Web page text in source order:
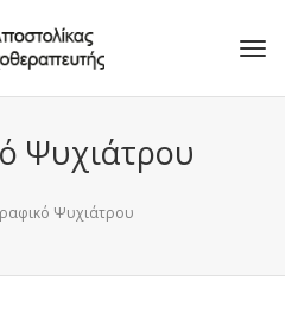
Ψυχιάτρου
Ψυχιάτρου